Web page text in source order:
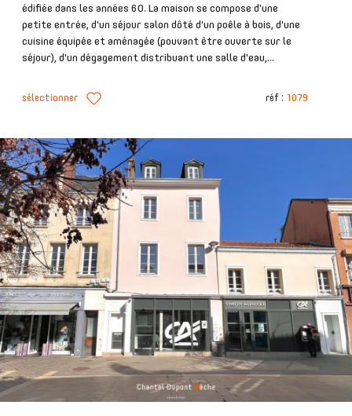
édifiée dans les années 60. La maison se compose d'une
petite entrée, d'un séjour salon dôté d'un poêle à bois, d'une
cuisine équipée et aménagée (pouvant être ouverte sur le
séjour), d'un dégagement distribuant une salle d'eau,...
sélectionner réf : 1079